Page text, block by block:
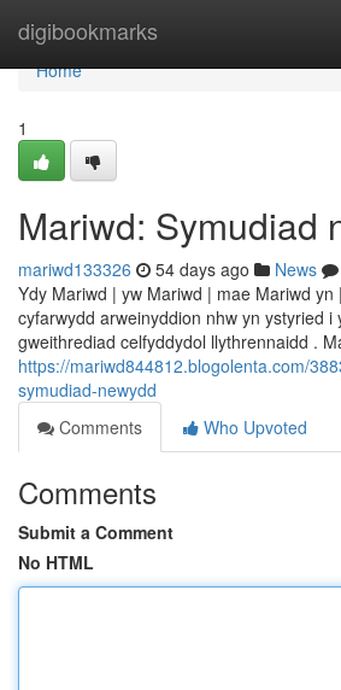
digibookmarks
Home
Home
1
Mariwd: Symudiad
mariwd133326 54 days ago News
Ydy Mariwd | yw Mariwd | mae Mariwd yn
cyfarwydd arweinyddion nhw yn ystyried
gweithrediad celfyddydol llythrennaidd .
https://mariwd844812.blogolenta.com/
symudiad-newydd
Comments
Who Upvoted
Comments
Submit a Comment
No HTML